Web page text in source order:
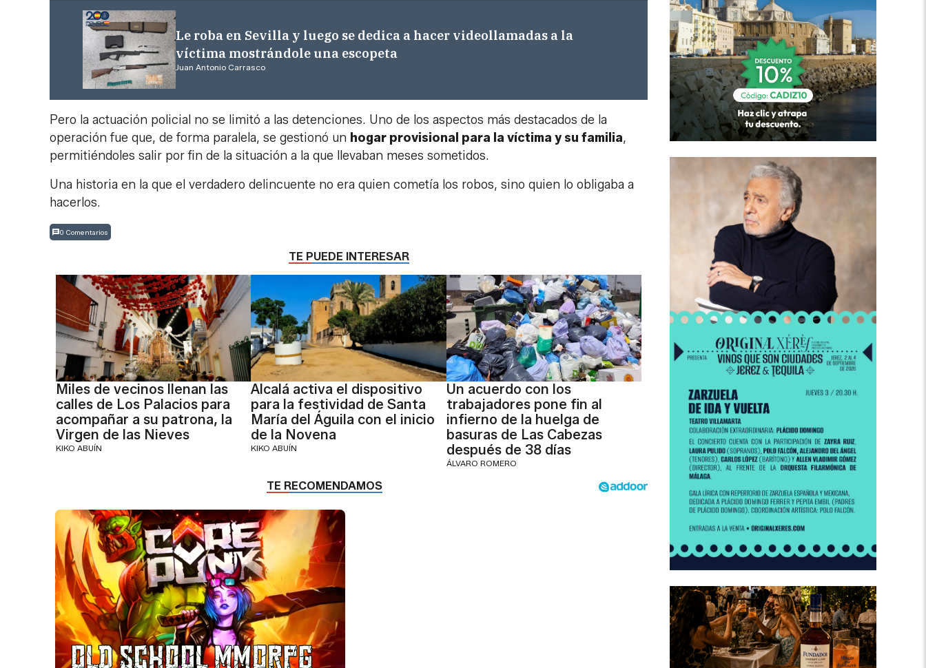
Le roba en Sevilla y luego se dedica a hacer videollamadas a la
víctima mostrándole una escopeta
Juan Antonio Carrasco
Pero la actuación policial no se limitó a las detenciones. Uno de los aspectos más destacados de la
operación fue que, de forma paralela, se gestionó un hogar provisional para la víctima y su familia,
permitiéndoles salir por fin de la situación a la que llevaban meses sometidos.
Una historia en la que el verdadero delincuente no era quien cometía los robos, sino quien lo obligaba a
hacerlos.
0 Comentarios
TE PUEDE INTERESAR
Miles de vecinos llenan las
calles de Los Palacios para
acompañar a su patrona, la
Virgen de las Nieves
KIKO ABUÍN
Alcalá activa el dispositivo
para la festividad de Santa
María del Águila con el inicio
de la Novena
KIKO ABUÍN
Un acuerdo con los
trabajadores pone fin al
infierno de la huelga de
basuras de Las Cabezas
después de 38 días
ÁLVARO ROMERO